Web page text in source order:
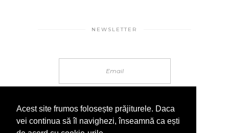
NEWSLETTER
Acest site frumos folosește prăjiturele. Daca
vei continua să îl navighezi, înseamnă ca ești